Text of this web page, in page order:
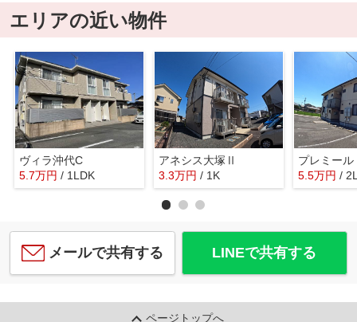
エリアの近い物件
ヴィラ沖代C
5.7万円 / 1LDK
アネシス大塚Ⅱ
3.3万円 / 1K
プレミー
5.5万円 /
メールで共有する LINEで共有する
ページトップへ